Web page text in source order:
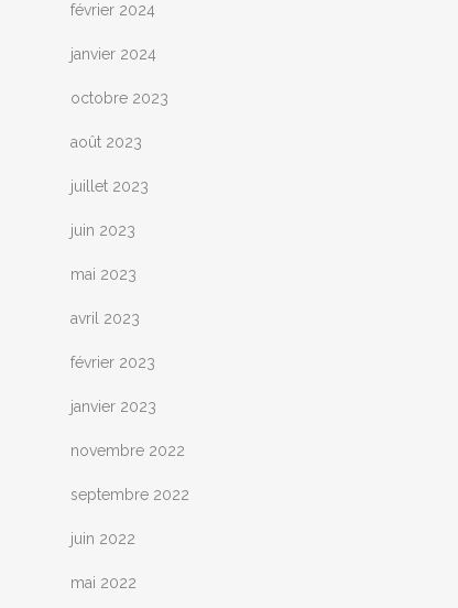
février 2024
janvier 2024
octobre 2023
août 2023
juillet 2023
juin 2023
mai 2023
avril 2023
février 2023
janvier 2023
novembre 2022
septembre 2022
juin 2022
mai 2022